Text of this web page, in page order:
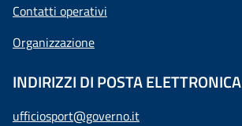
Contatti operativi
Organizzazione
INDIRIZZI DI POSTA ELETTRONICA
ufficiosport@governo.it